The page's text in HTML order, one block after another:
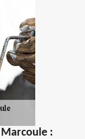
Marcoule :